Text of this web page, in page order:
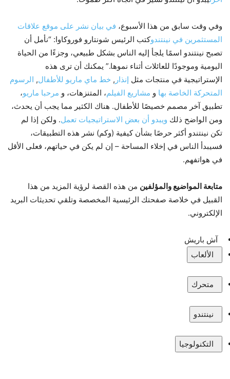
وفي وقت سابق من هذا الأسبوع، في بيان نشر على موقع علاقات
المستثمرين في نينتندوكتب الرئيس شونتارو فوروكاوا: “نأمل أن
تصبح نينتندو اسمًا يلجأ إليه الناس بشكل طبيعي، وجزءًا من الحياة
اليومية وموجودًا للعائلات أثناء نموها.” يمكنك أن ترى هذه
الإستراتيجية في منتجات مثل إنذار , خط ماي ماريو للأطفال, الرسوم
المتحركة الخاصة بها و مشاريع الفيلم، المتنزهات، و مرحبا ماريو،
تطبيق آخر مصمم خصيصًا للأطفال. هناك الكثير مما يجب أن يحدث،
ومن الواضح ذلك ويبدو أن بعض الاستراتيجيات تعمل. ولكن إذا لم
تكن نينتندو أكثر حرصًا بشأن كيفية (وكم) نشر هذه التطبيقات،
فسيبدأ الناس في إخلاء المساحة – إن لم يكن في حياتهم، فعلى الأقل
في هواتفهم.
متابعة المواضيع والمؤلفين من هذه القصة لرؤية المزيد من هذا
القبيل في خلاصة صفحتك الرئيسية المخصصة وتلقي تحديثات البريد
الإلكتروني.
آش باريش
الألعاب
متحرك
نينتندو
التكنولوجيا